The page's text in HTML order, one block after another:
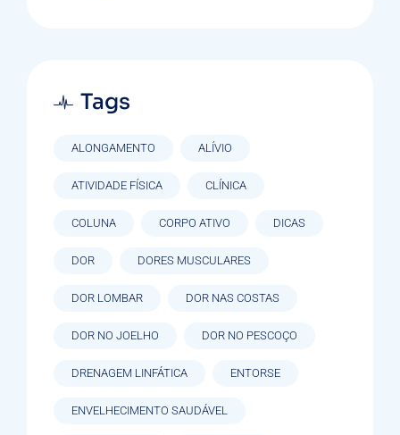
Tags
ALONGAMENTO ALÍVIO
ATIVIDADE FÍSICA CLÍNICA
COLUNA CORPO ATIVO DICAS
DOR DORES MUSCULARES
DOR LOMBAR DOR NAS COSTAS
DOR NO JOELHO DOR NO PESCOÇO
DRENAGEM LINFÁTICA ENTORSE
ENVELHECIMENTO SAUDÁVEL